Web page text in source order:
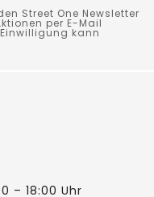
Street One Newsletter
per E-Mail
kann
– 18:00 Uhr